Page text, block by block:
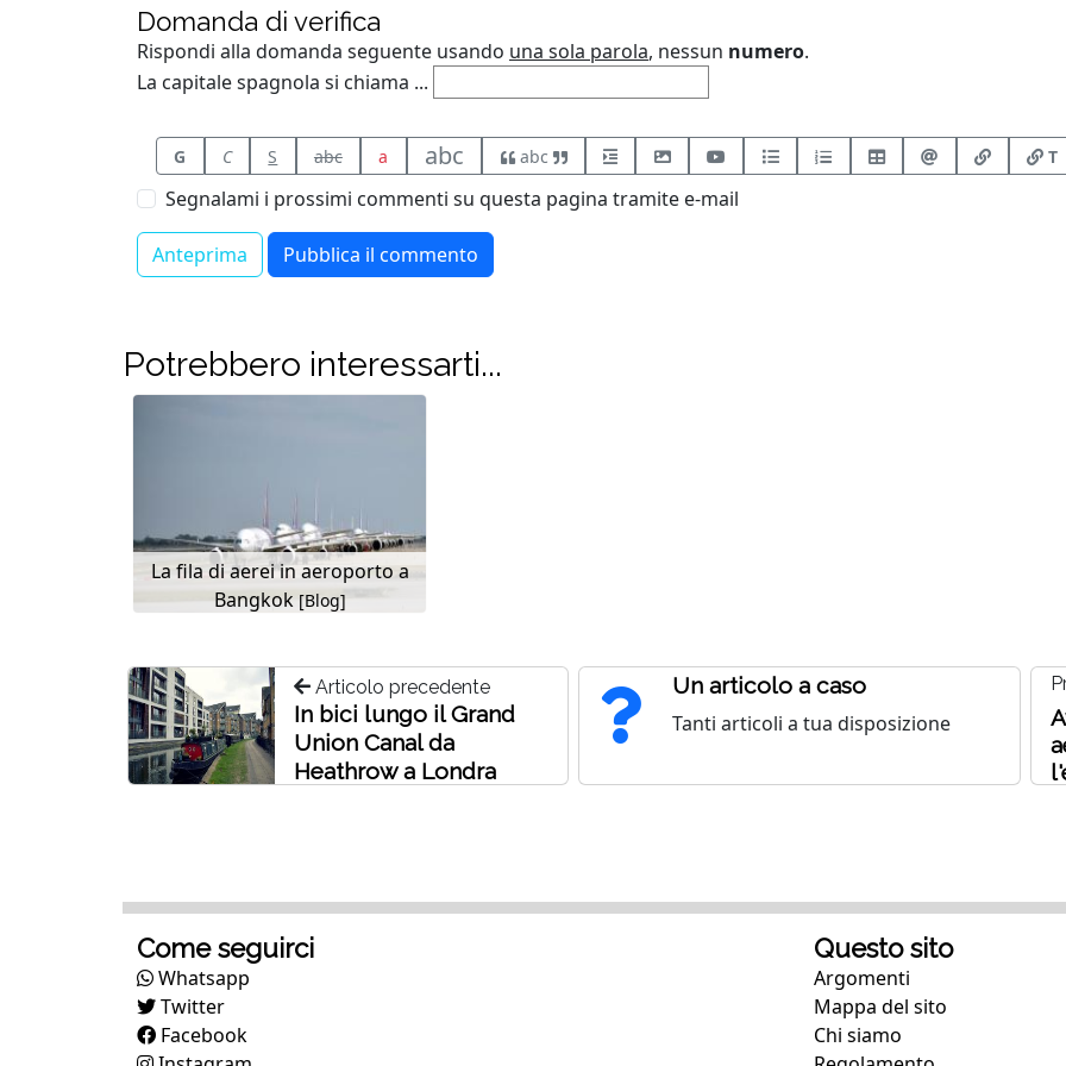
Domanda di verifica
Rispondi alla domanda seguente usando una sola parola, nessun numero.
La capitale spagnola si chiama ...
G C S abc a abc abc T
Segnalami i prossimi commenti su questa pagina tramite e-mail
Potrebbero interessarti...
La fila di aerei in aeroporto a
Bangkok [Blog]
Articolo precedente
In bici lungo il Grand
Union Canal da
Heathrow a Londra
Un articolo a caso
Tanti articoli a tua disposizione
Come seguirci
Whatsapp
Twitter
Facebook
Questo sito
Argomenti
Mappa del sito
Chi siamo